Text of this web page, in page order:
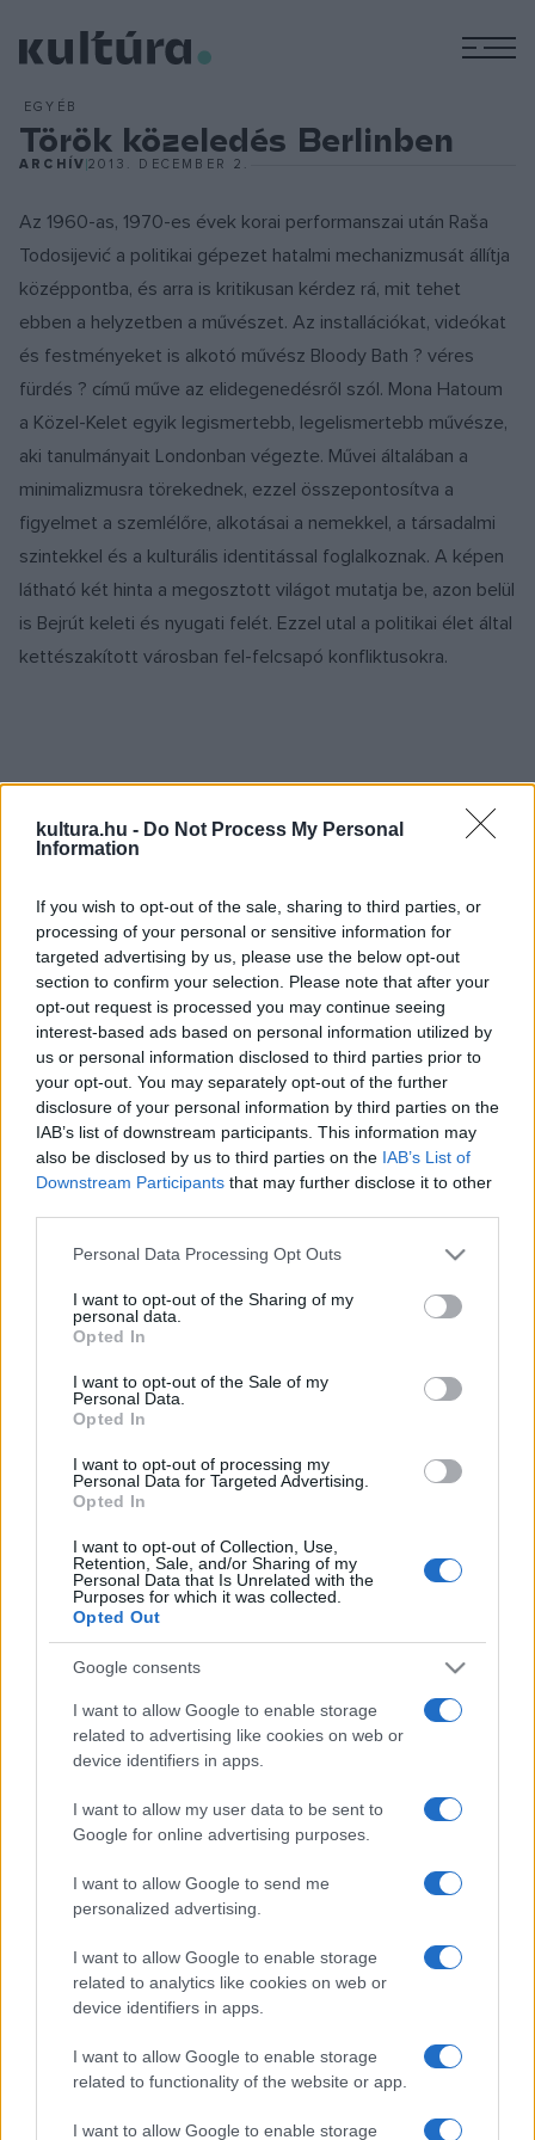
kultura.hu - Do Not Process My Personal
Information
If you wish to opt-out of the sale, sharing to third parties, or
processing of your personal or sensitive information for
targeted advertising by us, please use the below opt-out
section to confirm your selection. Please note that after your
opt-out request is processed you may continue seeing
interest-based ads based on personal information utilized by
us or personal information disclosed to third parties prior to
your opt-out. You may separately opt-out of the further
disclosure of your personal information by third parties on the
IAB’s list of downstream participants. This information may
also be disclosed by us to third parties on the IAB’s List of
Downstream Participants that may further disclose it to other
Please note that this website/app uses one or more Google
not limited to your visit or usage behaviour. You may click to
grant or deny consent to Google and its third-party tags to
use your data for below specified purposes in below Google
consent section.
Personal Data Processing Opt Outs
I want to opt-out of the Sharing of my
personal data.
Opted In
I want to opt-out of the Sale of my
Personal Data.
Opted In
I want to opt-out of processing my
Personal Data for Targeted Advertising.
Opted In
I want to opt-out of Collection, Use,
Retention, Sale, and/or Sharing of my
Personal Data that Is Unrelated with the
Purposes for which it was collected.
Opted Out
Google consents
I want to allow Google to enable storage
related to advertising like cookies on web or
device identifiers in apps.
I want to allow my user data to be sent to
Google for online advertising purposes.
I want to allow Google to send me
personalized advertising.
I want to allow Google to enable storage
related to analytics like cookies on web or
device identifiers in apps.
I want to allow Google to enable storage
related to functionality of the website or app.
I want to allow Google to enable storage
EGYÉB
Török közeledés Berlinben
ARCHÍV2013. DECEMBER 2.
Az 1960-as, 1970-es évek korai performanszai után Raša
Todosijević a politikai gépezet hatalmi mechanizmusát állítja
középpontba, és arra is kritikusan kérdez rá, mit tehet
ebben a helyzetben a művészet. Az installációkat, videókat
és festményeket is alkotó művész Bloody Bath ? véres
fürdés ? című műve az elidegenedésről szól. Mona Hatoum
a Közel-Kelet egyik legismertebb, legelismertebb művésze,
aki tanulmányait Londonban végezte. Művei általában a
minimalizmusra törekednek, ezzel összepontosítva a
figyelmet a szemlélőre, alkotásai a nemekkel, a társadalmi
szintekkel és a kulturális identitással foglalkoznak. A képen
látható két hinta a megosztott világot mutatja be, azon belül
is Bejrút keleti és nyugati felét. Ezzel utal a politikai élet által
kettészakított városban fel-felcsapó konfliktusokra.
Maja Bajević performanszok, videók, fotográfiák, installációk
kapcsolatára, melyet politikai, kulturális és szociális
szempontból vizsgál. Tapasztalatit a jugoszláv háborúban,
azon belül Bosznia-Hercegovinában szerezte. A rajzsorozat
berlini tartózkodása során készült és a gentrizmusra, a
városi létre utal. A műveken a nyugat-németországi baloldali
terrorszervezet, a RAF vezető alakjai szerepelnek (Ulrike
Meinhof, Gudrun Ensslin, Andreas Bader).
Halil Alt?ndere az 1990-es években végigkísérte Isztanbul
metropolisszá alakulását, művészete a társadalmi-politikai
folyamatok kritikusaiként jellemzi, eszköze pedig sokszor a
fekete humor. A mostani képen (In Homage to Serge
Gainsbourg) egy francia sanzonénekes példájához nyúl, aki
1984-ben egy 500 frankossal gyújtotta meg cigarettáját.
magazinnal tesz hasonlóan: a folyóirat egy radikális
művészetek mellett tette le a voksát, ami később a
kritikusok tetszését is elnyerte.
Kurátor: René Block
Művészek: Adel Abidin, Johanna Adebäck & Merve Ertufan,
Nevin Alada?, Halil Alt?ndere, Fikret Atay, Maja Bajević
Choi, Braco Dimitrijević, Maria Eichhorn, Ay
e Erkmen,
Pravdoliub Ivanov, Christian Jankowski, Annika Kahrs, Gülsün
Karamustafa, Ali Kazma, Kimsooja, Jarosław Koz
ener Özmen, Dan Perjovschi, Sonja Rentsch, Mario Rizzi,
Michael Sailstorfer, Anri Sala, Sarkis, Superflex, Cengiz Tekin,
Hale Tenger, Raša Todosijević , Endre Tót, Thu Van Tran,